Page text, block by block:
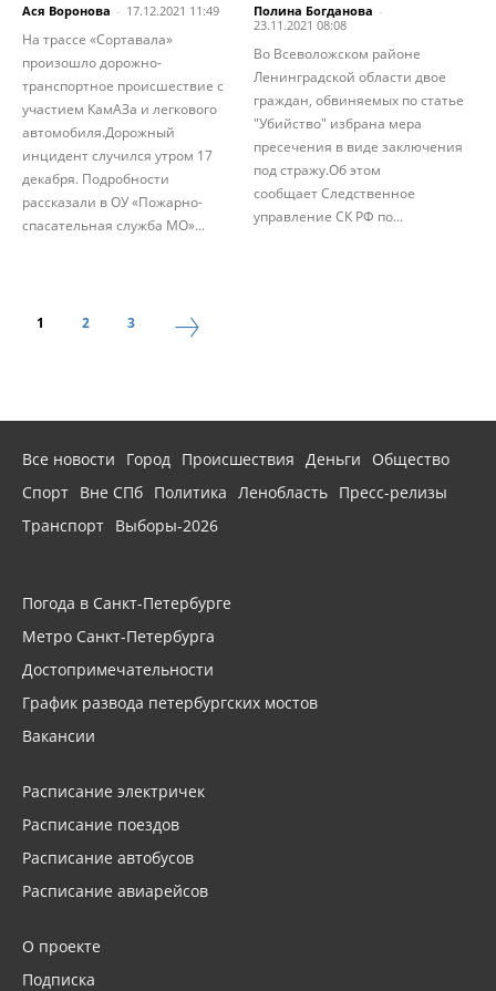
Ася Воронова - 17.12.2021 11:49
На трассе «Сортавала»
произошло дорожно-
транспортное происшествие с
участием КамАЗа и легкового
автомобиля.Дорожный
инцидент случился утром 17
декабря. Подробности
рассказали в ОУ «Пожарно-
спасательная служба МО»...
Полина Богданова -
23.11.2021 08:08
Во Всеволожском районе
Ленинградской области двое
граждан, обвиняемых по статье
"Убийство" избрана мера
пресечения в виде заключения
под стражу.Об этом
сообщает Следственное
управление СК РФ по...
1 2 3
Все новости Город Происшествия Деньги
Общество
Спорт Вне СПб Политика Ленобласть Пресс-релизы
Транспорт Выборы-2026
Погода в Санкт-Петербурге
Метро Санкт-Петербурга
Достопримечательности
График развода петербургских мостов
Вакансии
Расписание электричек
Расписание поездов
Расписание автобусов
Расписание авиарейсов
О проекте
Подписка